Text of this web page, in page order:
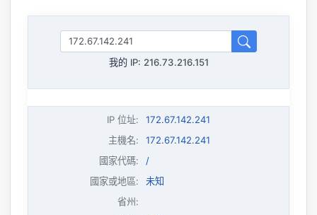
我的 IP: 216.73.216.151
IP 位址:
172.67.142.241
主機名:
172.67.142.241
國家代碼:
/
國家或地區:
未知
省州: